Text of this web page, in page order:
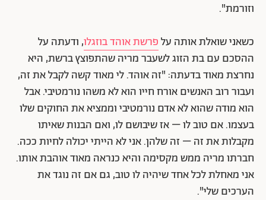
וזורמת".
כשאני שואלת אותה עלפרשת אוהד בוזגלו, ודעתה על
ההסכם עם בת הזוג לשעבר מריה שהתפוצץ ברשת, היא
נחרצת מאוד בדעתה: "זה אוהד. לי מאוד קשה לקבל את זה,
ועבור רוב האנשים אורח חייו הוא לא משהו נורמטיבי. אבל
הוא מודה שהוא לא אדם נורמטיבי וממציא את החוקים שלו
בעצמו. אם טוב לו – אז שיבושם לו, ואם הבנות שאיתו
מקבלות את זה – זה שלהן. אני לא הייתי יכולה לחיות ככה.
חברתו מריה ממש מקסימה והיא כנראה מאוד אוהבת אותו.
אני מאחלת לכל אחד שיהיה לו טוב, גם אם זה נוגד את
הערכים שלי".